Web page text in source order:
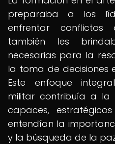
preparaba a los
enfrentar conflictos
también les
necesarias para la
la toma de decisiones
Este enfoque
militar contribuía a la
capaces,
entendían la
y la búsqueda de la